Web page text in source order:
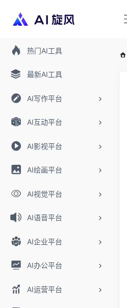
热门AI工具
最新AI工具
AI写作平台
AI互动平台
AI影视平台
AI绘画平台
AI视觉平台
AI语音平台
AI企业平台
AI办公平台
AI运营平台